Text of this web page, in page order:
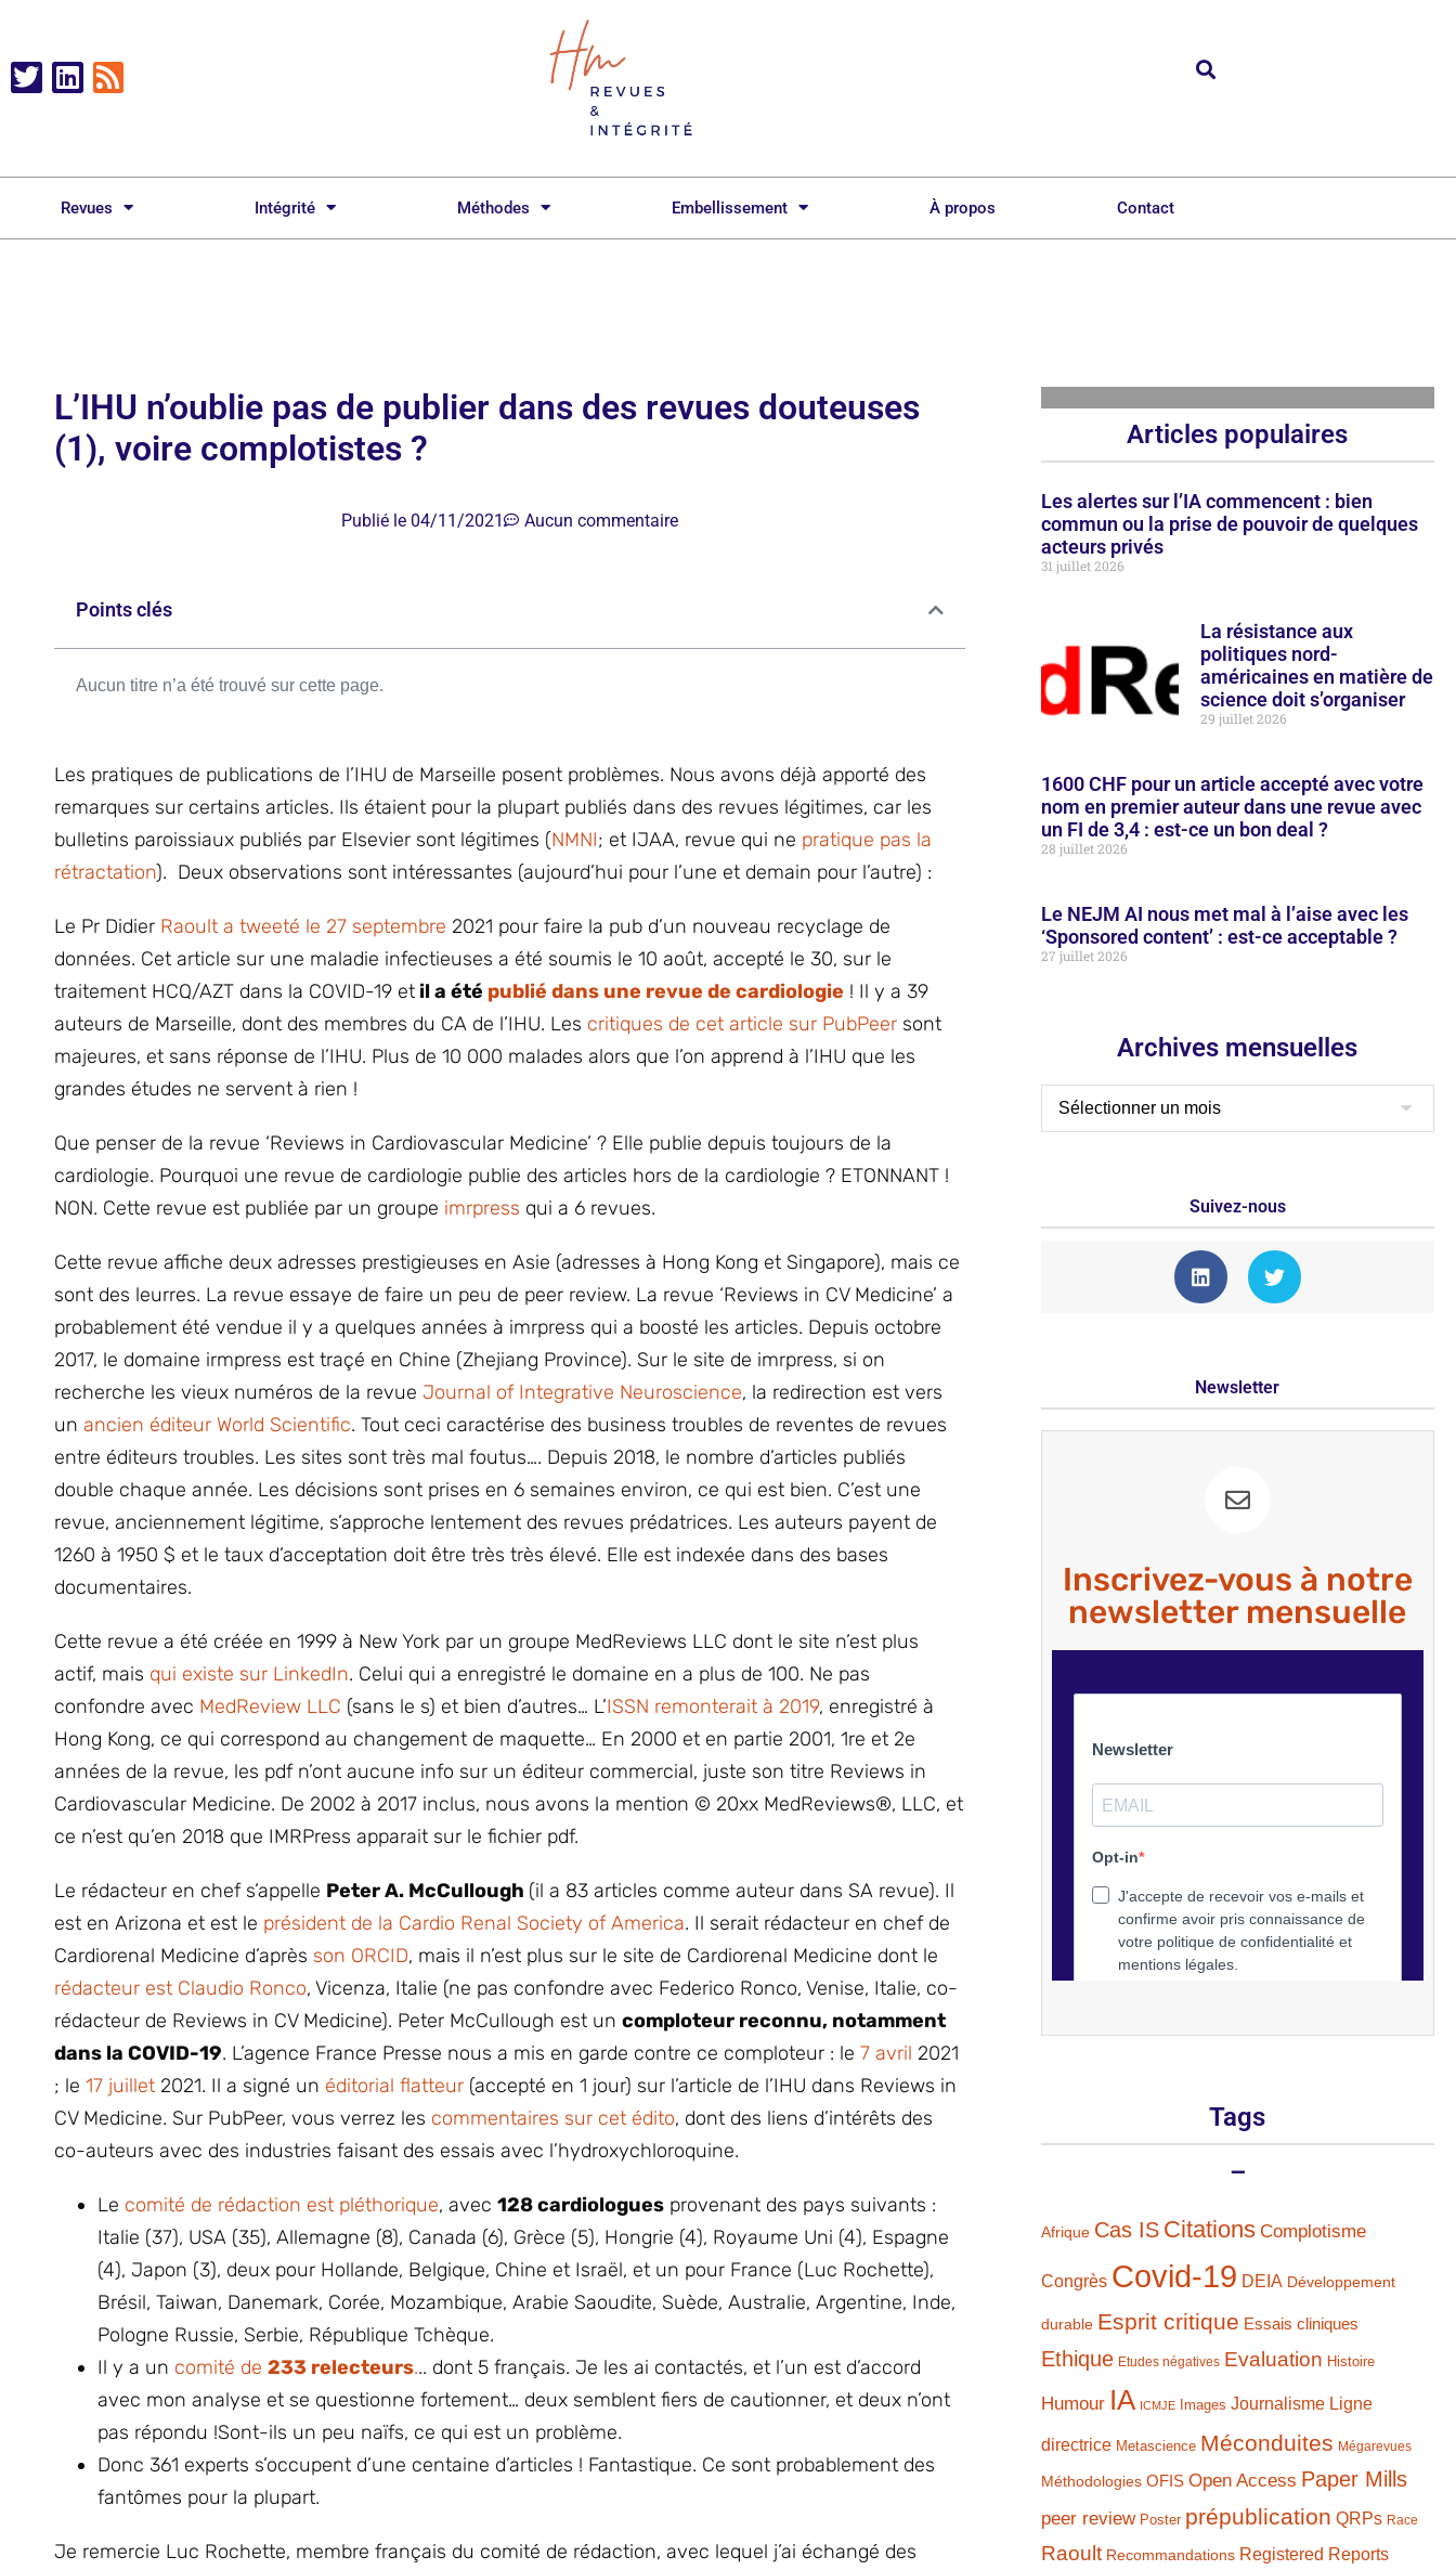
Revues Intégrité Méthodes Embellissement À propos Contact
L’IHU n’oublie pas de publier dans des revues douteuses
(1), voire complotistes ?
Publié le 04/11/2021 Aucun commentaire
Points clés
Aucun titre n’a été trouvé sur cette page.
Les pratiques de publications de l’IHU de Marseille posent problèmes. Nous avons déjà apporté des
remarques sur certains articles. Ils étaient pour la plupart publiés dans des revues légitimes, car les
bulletins paroissiaux publiés par Elsevier sont légitimes (NMNI; et IJAA, revue qui ne pratique pas la
rétractation). Deux observations sont intéressantes (aujourd’hui pour l’une et demain pour l’autre) :
Le Pr Didier Raoult a tweeté le 27 septembre 2021 pour faire la pub d’un nouveau recyclage de
données. Cet article sur une maladie infectieuses a été soumis le 10 août, accepté le 30, sur le
traitement HCQ/AZT dans la COVID-19 et il a été publié dans une revue de cardiologie ! Il y a 39
auteurs de Marseille, dont des membres du CA de l’IHU. Les critiques de cet article sur PubPeer sont
majeures, et sans réponse de l’IHU. Plus de 10 000 malades alors que l’on apprend à l’IHU que les
grandes études ne servent à rien !
Que penser de la revue ‘Reviews in Cardiovascular Medicine’ ? Elle publie depuis toujours de la
cardiologie. Pourquoi une revue de cardiologie publie des articles hors de la cardiologie ? ETONNANT !
NON. Cette revue est publiée par un groupe imrpress qui a 6 revues.
Cette revue affiche deux adresses prestigieuses en Asie (adresses à Hong Kong et Singapore), mais ce
sont des leurres. La revue essaye de faire un peu de peer review. La revue ‘Reviews in CV Medicine’ a
probablement été vendue il y a quelques années à imrpress qui a boosté les articles. Depuis octobre
2017, le domaine irmpress est traçé en Chine (Zhejiang Province). Sur le site de imrpress, si on
recherche les vieux numéros de la revue Journal of Integrative Neuroscience, la redirection est vers
un ancien éditeur World Scientific. Tout ceci caractérise des business troubles de reventes de revues
entre éditeurs troubles. Les sites sont très mal foutus…. Depuis 2018, le nombre d’articles publiés
double chaque année. Les décisions sont prises en 6 semaines environ, ce qui est bien. C’est une
revue, anciennement légitime, s’approche lentement des revues prédatrices. Les auteurs payent de
1260 à 1950 $ et le taux d’acceptation doit être très très élevé. Elle est indexée dans des bases
documentaires.
Cette revue a été créée en 1999 à New York par un groupe MedReviews LLC dont le site n’est plus
actif, mais qui existe sur LinkedIn. Celui qui a enregistré le domaine en a plus de 100. Ne pas
confondre avec MedReview LLC (sans le s) et bien d’autres… L’ISSN remonterait à 2019, enregistré à
Hong Kong, ce qui correspond au changement de maquette… En 2000 et en partie 2001, 1re et 2e
années de la revue, les pdf n’ont aucune info sur un éditeur commercial, juste son titre Reviews in
Cardiovascular Medicine. De 2002 à 2017 inclus, nous avons la mention © 20xx MedReviews®, LLC, et
ce n’est qu’en 2018 que IMRPress apparait sur le fichier pdf.
Le rédacteur en chef s’appelle Peter A. McCullough (il a 83 articles comme auteur dans SA revue). Il
est en Arizona et est le président de la Cardio Renal Society of America. Il serait rédacteur en chef de
Cardiorenal Medicine d’après son ORCID, mais il n’est plus sur le site de Cardiorenal Medicine dont le
rédacteur est Claudio Ronco, Vicenza, Italie (ne pas confondre avec Federico Ronco, Venise, Italie, co-
rédacteur de Reviews in CV Medicine). Peter McCullough est un comploteur reconnu, notamment
dans la COVID-19. L’agence France Presse nous a mis en garde contre ce comploteur : le 7 avril 2021
; le 17 juillet 2021. Il a signé un éditorial flatteur (accepté en 1 jour) sur l’article de l’IHU dans Reviews in
CV Medicine. Sur PubPeer, vous verrez les commentaires sur cet édito, dont des liens d’intérêts des
co-auteurs avec des industries faisant des essais avec l’hydroxychloroquine.
Le comité de rédaction est pléthorique, avec 128 cardiologues provenant des pays suivants :
Italie (37), USA (35), Allemagne (8), Canada (6), Grèce (5), Hongrie (4), Royaume Uni (4), Espagne
(4), Japon (3), deux pour Hollande, Belgique, Chine et Israël, et un pour France (Luc Rochette),
Brésil, Taiwan, Danemark, Corée, Mozambique, Arabie Saoudite, Suède, Australie, Argentine, Inde,
Pologne Russie, Serbie, République Tchèque.
Il y a un comité de 233 relecteurs... dont 5 français. Je les ai contactés, et l’un est d’accord
avec mon analyse et se questionne fortement… deux semblent fiers de cautionner, et deux n’ont
pas répondu !Sont-ils un peu naïfs, ce qui est un problème.
Donc 361 experts s’occupent d’une centaine d’articles ! Fantastique. Ce sont probablement des
fantômes pour la plupart.
Je remercie Luc Rochette, membre français du comité de rédaction, avec lequel j’ai échangé des
Articles populaires
Les alertes sur l’IA commencent : bien
commun ou la prise de pouvoir de quelques
acteurs privés
31 juillet 2026
La résistance aux
politiques nord-
américaines en matière de
science doit s’organiser
29 juillet 2026
1600 CHF pour un article accepté avec votre
nom en premier auteur dans une revue avec
un FI de 3,4 : est-ce un bon deal ?
28 juillet 2026
Le NEJM AI nous met mal à l’aise avec les
‘Sponsored content’ : est-ce acceptable ?
27 juillet 2026
Archives mensuelles
Suivez-nous
Newsletter
Inscrivez-vous à notre
newsletter mensuelle
Tags
–
Afrique Cas IS Citations Complotisme
Congrès Covid-19 DEIA Développement
durable Esprit critique Essais cliniques
Ethique Etudes négatives Evaluation Histoire
Humour IA ICMJE Images Journalisme Ligne
directrice Metascience Méconduites Mégarevues
Méthodologies OFIS Open Access Paper Mills
peer review Poster prépublication QRPs Race
Raoult Recommandations Registered Reports